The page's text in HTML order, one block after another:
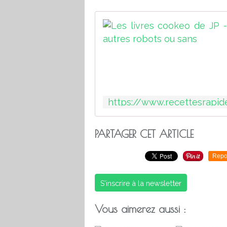
PARTAGER CET ARTICLE
S'inscrire à la newsletter
Vous aimerez aussi :